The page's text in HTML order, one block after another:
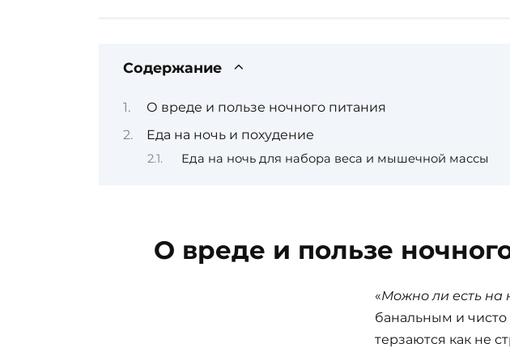
Содержание
О вреде и пользе ночного питания
Еда на ночь и похудение
Еда на ночь для набора веса и мышечной массы
О вреде и пользе
«Можно ли есть на
банальным и
терзаются как не